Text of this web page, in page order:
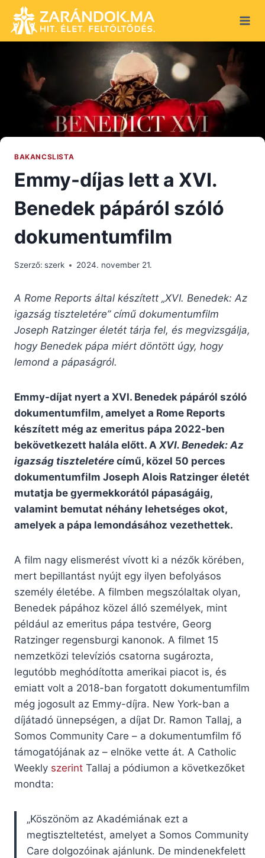
content
BAKANCSLISTA
Emmy-díjas lett a XVI.
Benedek pápáról szóló
dokumentumfilm
Szerző: szerk 2024. november 21.
A Rome Reports által készített „XVI. Benedek: Az
igazság tiszteletére” című dokumentumfilm
Joseph Ratzinger életét tárja fel, és megvizsgálja,
hogy Benedek pápa miért döntött úgy, hogy
lemond a pápaságról.
Emmy-díjat nyert a XVI. Benedek pápáról szóló
dokumentumfilm, amelyet a Rome Reports
készített még az emeritus pápa 2022-ben
bekövetkezett halála előtt. A XVI. Benedek: Az
igazság tiszteletére című, közel 50 perces
dokumentumfilm Joseph Alois Ratzinger életét
mutatja be gyermekkorától pápaságáig,
valamint bemutat néhány lehetséges okot,
amelyek a pápa lemondásához vezethettek.
A film nagy elismerést vívott ki a nézők körében,
mert bepillantást nyújt egy ilyen befolyásos
személy életébe. A filmben megszólaltak olyan,
Benedek pápához közel álló személyek, mint
például az emeritus pápa testvére, Georg
Ratzinger regensburgi kanonok. A filmet 15
nemzetközi televíziós csatorna sugározta,
legutóbb meghódította amerikai piacot is, és
emiatt volt a 2018-ban forgatott dokumentumfilm
még jogosult az Emmy-díjra. New York-ban a
díjátadó ünnepségen, a díjat Dr. Ramon Tallaj, a
Somos Community Care – a dokumentumfilm fő
támogatójának az – elnöke vette át. A Catholic
Weekly szerint Tallaj a pódiumon a következőket
mondta:
„Köszönöm az Akadémiának ezt a
megtiszteltetést, amelyet a Somos Community
Care dolgozóinak ajánlunk. De mindenekfelett